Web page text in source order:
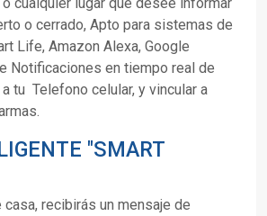
o cerrado, Apto para sistemas de
Life, Amazon Alexa, Google
Notificaciones en tiempo real de
tu Telefono celular, y vincular a
"SMART
recibirás un mensaje de